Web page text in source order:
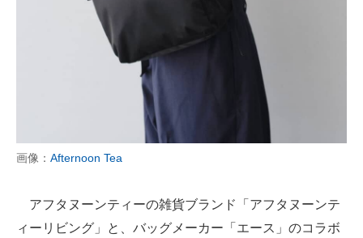
画像： Afternoon Tea
アフタヌーンティーの雑貨ブランド「アフタヌーンテ
ィーリビング」と、バッグメーカー「エース」のコラボ